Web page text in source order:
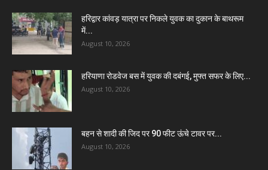
हरिद्वार कांवड़ यात्रा पर निकले युवक का दुकान के बाथरूम
में...
August 10, 2026
हरियाणा रोडवेज बस में युवक की दबंगई, मुफ्त सफर के लिए...
August 10, 2026
बहन से शादी की जिद पर 90 फीट ऊंचे टावर पर...
August 10, 2026